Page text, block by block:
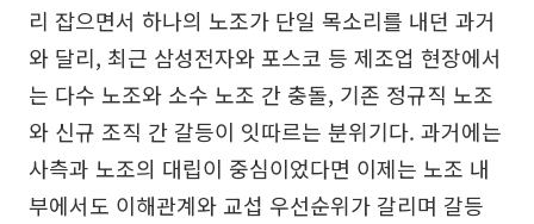
리 잡으면서 하나의 노조가 단일 목소리를 내던 과거
와 달리, 최근 삼성전자와 포스코 등 제조업 현장에서
는 다수 노조와 소수 노조 간 충돌, 기존 정규직 노조
와 신규 조직 간 갈등이 잇따르는 분위기다. 과거에는
사측과 노조의 대립이 중심이었다면 이제는 노조 내
부에서도 이해관계와 교섭 우선순위가 갈리며 갈등